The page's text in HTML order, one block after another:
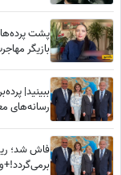
پشت
بازیگر
ببینید|
رسانه‌های
فاش شد؛